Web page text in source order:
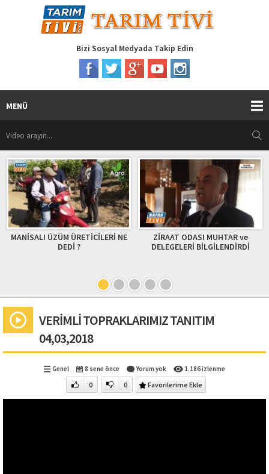
Bizi Sosyal Medyada Takip Edin
MENÜ
MANİSALI ÜZÜM ÜRETİCİLERİ NE
DEDİ ?
ZİRAAT ODASI MUHTAR ve
DELEGELERİ BİLGİLENDİRDİ
VERİMLİ TOPRAKLARIMIZ TANITIM
04,03,2018
Genel 8 sene önce Yorum yok 1.186 izlenme
0 0 Favorilerime Ekle